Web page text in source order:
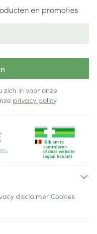
en promoties
zich in voor onze
privacy policy.
disclaimer Cookies